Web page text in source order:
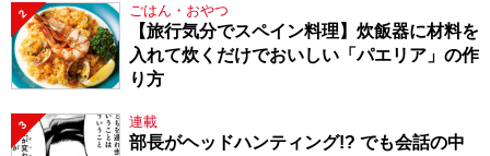
2 ごはん・おやつ
【旅行気分でスペイン料理】炊飯器に材料を
入れて炊くだけでおいしい「パエリア」の作
り方
3 連載
部長がヘッドハンティング!? でも会話の中